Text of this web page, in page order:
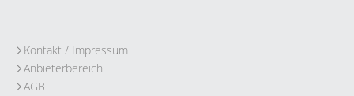
Kontakt / Impressum
Anbieterbereich
AGB